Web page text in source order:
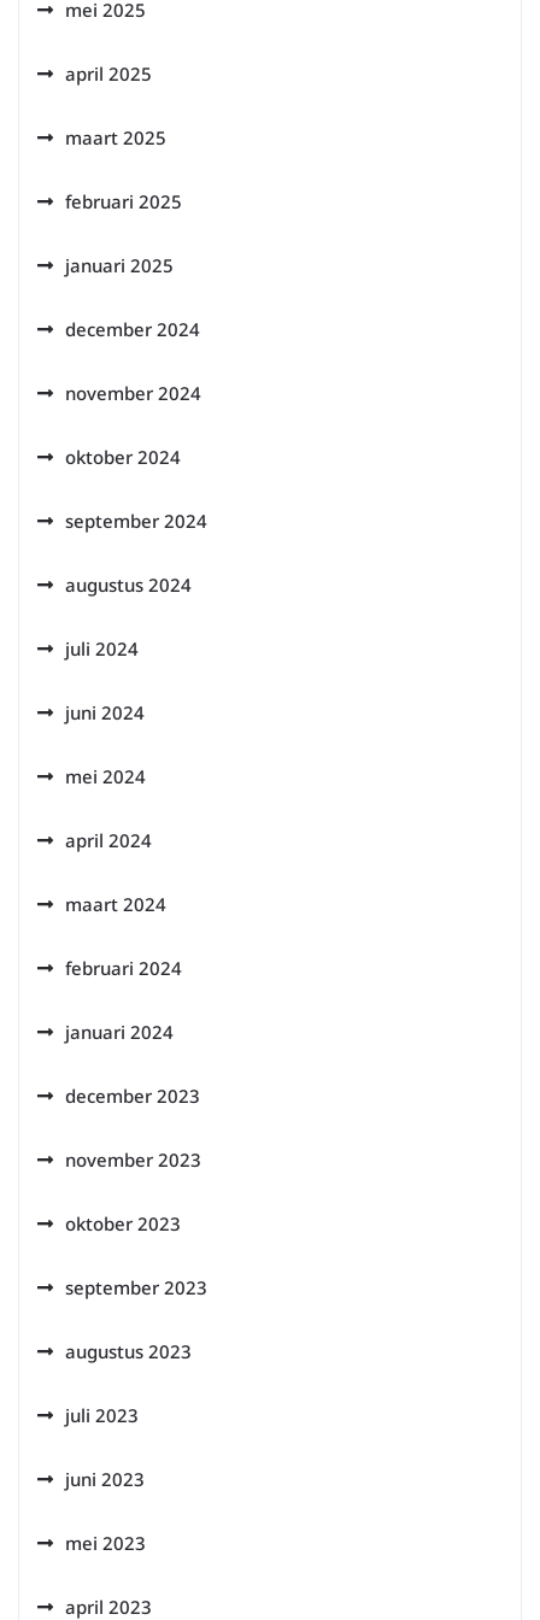
mei 2025
april 2025
maart 2025
februari 2025
januari 2025
december 2024
november 2024
oktober 2024
september 2024
augustus 2024
juli 2024
juni 2024
mei 2024
april 2024
maart 2024
februari 2024
januari 2024
december 2023
november 2023
oktober 2023
september 2023
augustus 2023
juli 2023
juni 2023
mei 2023
april 2023